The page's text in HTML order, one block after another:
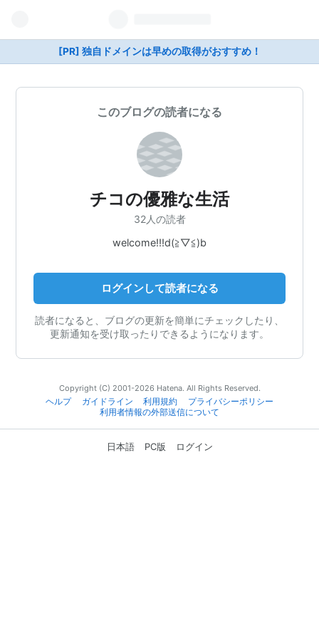
[PR] 独自ドメインは早めの取得がおすすめ！
このブログの読者になる
チコの優雅な生活
32人の読者
welcome!!!d(≧▽≦)b
ログインして読者になる
読者になると、ブログの更新を簡単にチェックしたり、
更新通知を受け取ったりできるようになります。
Copyright (C) 2001-2026 Hatena. All Rights Reserved.
ヘルプ
ガイドライン 利用規約
プライバシーポリシー
利用者情報の外部送信について
日本語 PC版 ログイン